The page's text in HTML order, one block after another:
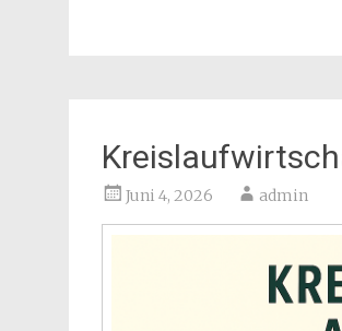
Juni 4, 2026 admin